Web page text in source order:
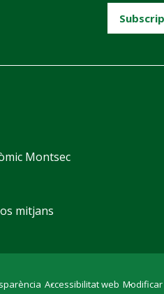
Montsec
mitjans
Accessibilitat web